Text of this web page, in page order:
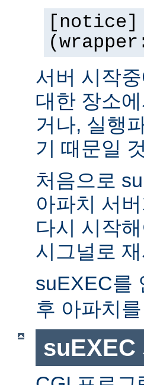
[notice]
서버 시작
대한 장소
거나, 실행
기 때문일
처음으로
아파치 서
다시 시작
시그널로
suEXEC를
후 아파치
suEXEC